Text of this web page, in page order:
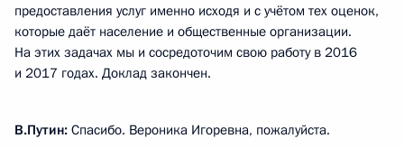
предоставления услуг именно исходя и с учётом тех оценок,
которые даёт население и общественные организации.
На этих задачах мы и сосредоточим свою работу в 2016
и 2017 годах. Доклад закончен.
В.Путин: Спасибо. Вероника Игоревна, пожалуйста.